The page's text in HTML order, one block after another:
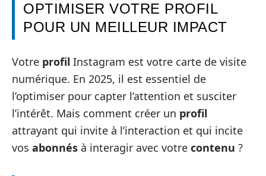
OPTIMISER VOTRE PROFIL
POUR UN MEILLEUR IMPACT
Votre profil Instagram est votre carte de visite
numérique. En 2025, il est essentiel de
l’optimiser pour capter l’attention et susciter
l’intérêt. Mais comment créer un profil
attrayant qui invite à l’interaction et qui incite
vos abonnés à interagir avec votre contenu ?